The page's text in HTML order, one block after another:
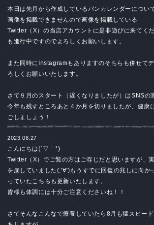
本日は先月から作成しているパンカレンダーについ
画像を掲載できませんので画像を掲載している
Twitter（X）の当店アカウントに是非遊びに来てく
も進行中ですのでよろしくお願いします。
また同時にInstagramもありますのそちらも併せて
ろしくお願いいたします。
さて９月のスタート（遅くなりましたが）はSNSの
今年も残すところあと４か月を切りましたが、健康
ごしましょう！
2023.08.27
こんにちは(´▽｀*)
Twitter（X）でご覧の方はご存じだと思いますが、
を崩していました(;'∀')もうすでに回復の兆しに向か
っていたこちらも更新いたします。
皆様も体調には十分ご注意くださいね！！
さてそんなこんなで療養していたら8月も猛スピー